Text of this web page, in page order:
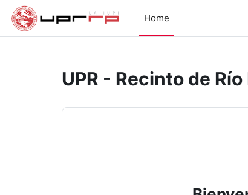
Skip to main content
Home
UPR - Recinto de